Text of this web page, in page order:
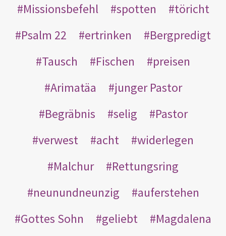
Missionsbefehl
spotten
töricht
Psalm 22
ertrinken
Bergpredigt
Tausch
Fischen
preisen
Arimatäa
junger Pastor
Begräbnis
selig
Pastor
verwest
acht
widerlegen
Malchur
Rettungsring
neunundneunzig
auferstehen
Gottes Sohn
geliebt
Magdalena